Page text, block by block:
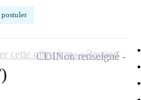
postuler
CDINon renseigné
cette offre à ma sélection